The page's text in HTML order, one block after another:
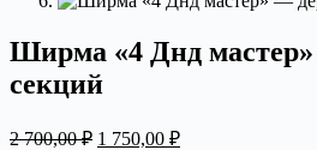
Ширма «4 Днд
секций
2 700,00₽ Первоначальная
1 750,00 ₽Текущая